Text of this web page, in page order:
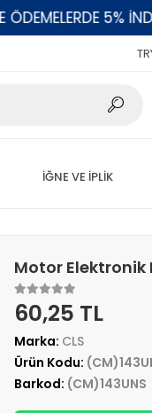
5% İNDİRİM
İĞNE VE İPLİK
Motor Elektronik
60,25 TL
Marka: CLS
Ürün Kodu:
Barkod: (CM)143UNS